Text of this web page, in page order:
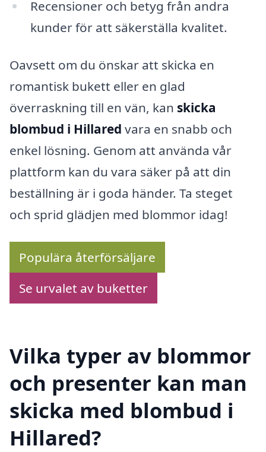
Recensioner och betyg från andra
kunder för att säkerställa kvalitet.
Oavsett om du önskar att skicka en
romantisk bukett eller en glad
överraskning till en vän, kan skicka
blombud i Hillared vara en snabb och
enkel lösning. Genom att använda vår
plattform kan du vara säker på att din
beställning är i goda händer. Ta steget
och sprid glädjen med blommor idag!
Populära återförsäljare
Se urvalet av buketter
Vilka typer av blommor
och presenter kan man
skicka med blombud i
Hillared?